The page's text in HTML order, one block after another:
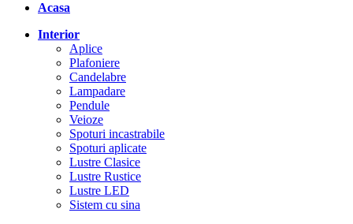
Acasa
Interior
Aplice
Plafoniere
Candelabre
Lampadare
Pendule
Veioze
Spoturi incastrabile
Spoturi aplicate
Lustre Clasice
Lustre Rustice
Lustre LED
Sistem cu sina